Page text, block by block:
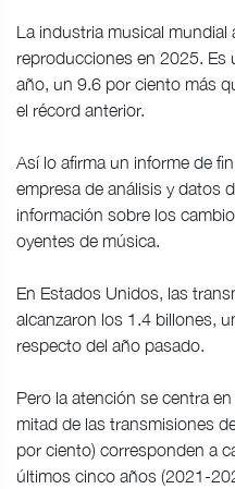
La industria musical mundial
reproducciones en 2025. Es
año, un 9.6 por ciento más
el récord anterior.
Así lo afirma un informe de
empresa de análisis y datos
información sobre los
oyentes de música.
En Estados Unidos, las
alcanzaron los 1.4 billones,
respecto del año pasado.
Pero la atención se centra
mitad de las transmisiones
por ciento) corresponden a
últimos cinco años (2021-